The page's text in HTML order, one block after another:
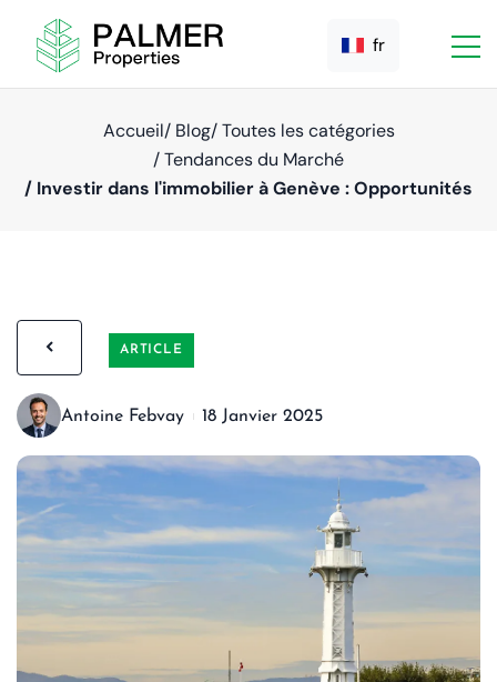
fr
Accueil/ Blog/ Toutes les catégories
/ Tendances du Marché
/ Investir dans l'immobilier à Genève : Opportunités
ARTICLE
Antoine Febvay 18 Janvier 2025